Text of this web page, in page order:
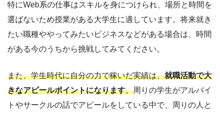
特にWeb系の仕事はスキルを身につけられ、場所と時間を
選ばないため授業がある大学生に適しています。将来就き
たい職種ややってみたいビジネスなどがある場合は、時間
がある今のうちから挑戦してみてください。
また、学生時代に自分の力で稼いだ実績は、就職活動で大
きなアピールポイントになります。周りの学生がアルバイ
トやサークルの話でアピールをしている中で、周りの人と